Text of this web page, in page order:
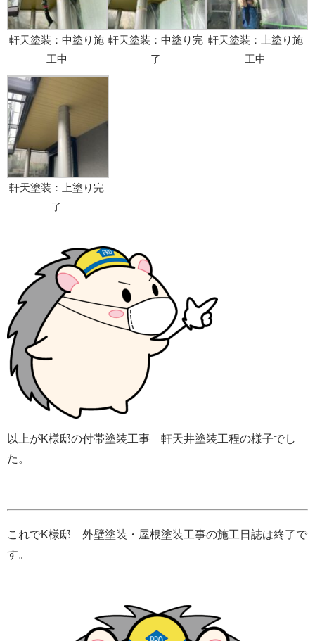
軒天塗装：中塗り施
工中
軒天塗装：中塗り完
了
軒天塗装：上塗り施
工中
軒天塗装：上塗り完
了
以上がK様邸の付帯塗装工事 軒天井塗装工程の様子でし
た。
これでK様邸 外壁塗装・屋根塗装工事の施工日誌は終了で
す。